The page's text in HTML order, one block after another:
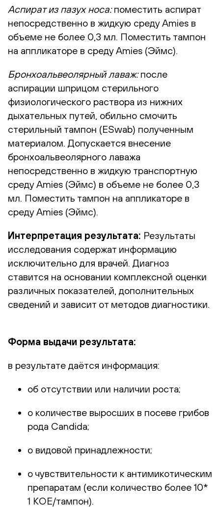
Аспират из пазух носа:поместить аспират
непосредственно в жидкую среду Amies в
объеме не более 0,3 мл. Поместить тампон
на аппликаторе в среду Amies (Эймс).
Бронхоальвеолярный лаваж:после
аспирации шприцом стерильного
физиологического раствора из нижних
дыхательных путей, обильно смочить
стерильный тампон (ESwab) полученным
материалом. Допускается внесение
бронхоальвеолярного лаважа
непосредственно в жидкую транспортную
среду Amies (Эймс) в объеме не более 0,3
мл. Поместить тампон на аппликаторе в
среду Amies (Эймс).
Интерпретация результата: Результаты
исследования содержат информацию
исключительно для врачей. Диагноз
ставится на основании комплексной оценки
различных показателей, дополнительных
сведений и зависит от методов диагностики.
Форма выдачи результата:
в результате даётся информация:
об отсутствии или наличии роста;
о количестве выросших в посеве грибов
рода Candida;
о видовой принадлежности;
о чувствительности к антимикотическим
препаратам (если количество более 10*
1 КОЕ/тампон).